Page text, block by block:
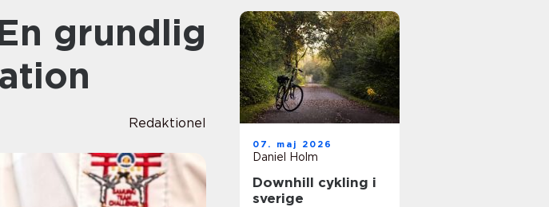
Redaktionel
07. maj 2026
Daniel Holm
Downhill cykling i
sverige